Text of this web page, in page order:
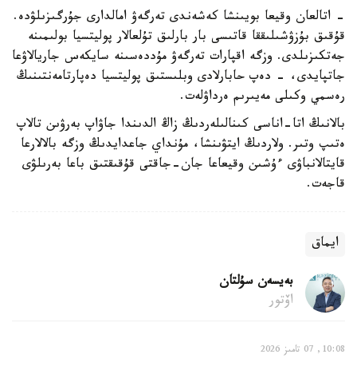
- اتالعان وقيعا بويىنشا كەشەندى تەرگەۋ امالدارى جۇرگىزىلۋدە.
قۇقىق بۇزۋشىلىققا قاتىسى بار بارلىق تۇلعالار پوليتسيا بولىمىنە
جەتكىزىلدى. وزگە اقپارات تەرگەۋ مۇددەسىنە سايكەس جاريالاۋعا
جاتپايدى، - دەپ حابارلادى وبلىستىق پوليتسيا دەپارتامەنتىنىڭ
رەسمي وكىلى مەيىرىم ەرداۋلەت.
بالانىڭ اتا-اناسى كىنالىلەردىڭ زاڭ الدىندا جاۋاپ بەرۋىن تالاپ
ەتىپ وتىر. ولاردىڭ ايتۋىنشا، مۇنداي جاعدايدىڭ وزگە بالالارعا
قايتالانباۋى ءۇشىن وقيعاعا جان-جاقتى قۇقىقتىق باعا بەرىلۋى
قاجەت.
ايماق
بەيسەن سۇلتان
اۆتور
10:08, 07 تامىز 2026